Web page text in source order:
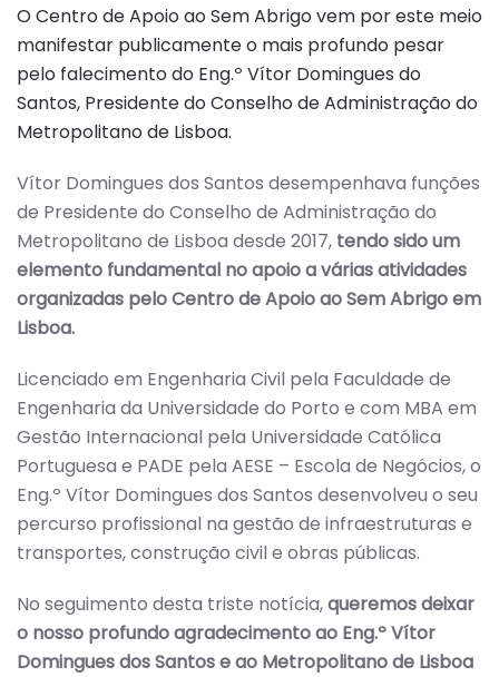
O Centro de Apoio ao Sem Abrigo vem por este meio
manifestar publicamente o mais profundo pesar
pelo falecimento do Eng.º Vítor Domingues do
Santos, Presidente do Conselho de Administração do
Metropolitano de Lisboa.
Vítor Domingues dos Santos desempenhava funções
de Presidente do Conselho de Administração do
Metropolitano de Lisboa desde 2017, tendo sido um
elemento fundamental no apoio a várias atividades
organizadas pelo Centro de Apoio ao Sem Abrigo em
Lisboa.
Licenciado em Engenharia Civil pela Faculdade de
Engenharia da Universidade do Porto e com MBA em
Gestão Internacional pela Universidade Católica
Portuguesa e PADE pela AESE – Escola de Negócios, o
Eng.º Vítor Domingues dos Santos desenvolveu o seu
percurso profissional na gestão de infraestruturas e
transportes, construção civil e obras públicas.
No seguimento desta triste notícia,queremos deixar
o nosso profundo agradecimento ao Eng.º Vítor
Domingues dos Santos e ao Metropolitano de Lisboa